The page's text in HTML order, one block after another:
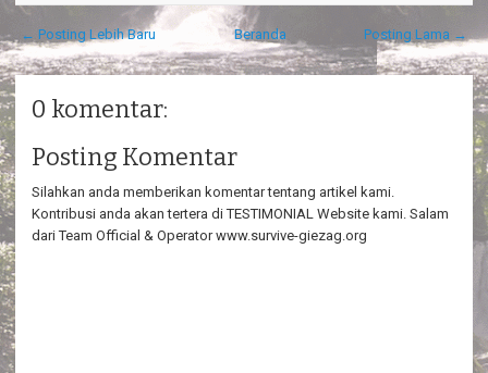
← Posting Lebih Baru Posting Lama →
Beranda
0 komentar:
Posting Komentar
Silahkan anda memberikan komentar tentang artikel kami.
Kontribusi anda akan tertera di TESTIMONIAL Website kami. Salam
dari Team Official & Operator www.survive-giezag.org